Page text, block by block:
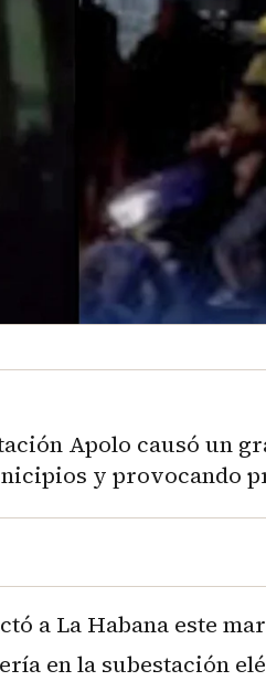
Apolo causó un
y provocando
a La Habana este
en la subestación